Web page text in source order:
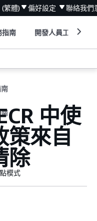
(繁體) 偏好設定 聯絡我們
指南 開發人員工具
中使
策來自
除
模式